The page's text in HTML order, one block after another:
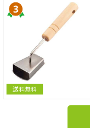
送料無料